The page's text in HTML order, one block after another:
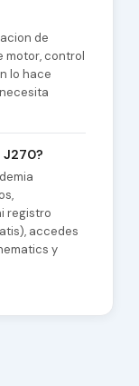
de
motor, control
lo hace
J270?
registro
accedes
y